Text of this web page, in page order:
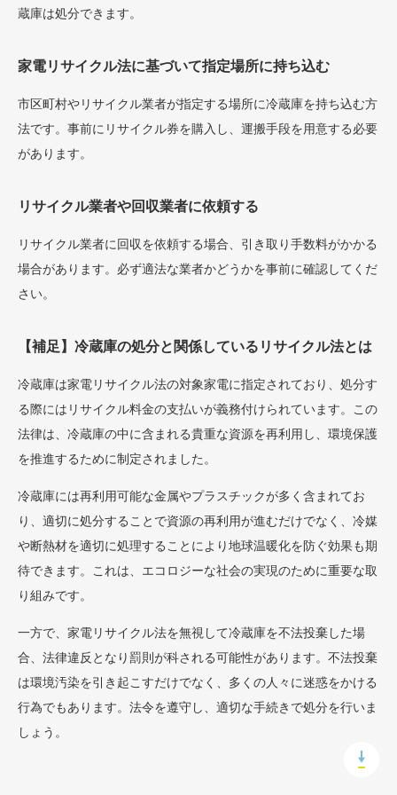
蔵庫は処分できます。
家電リサイクル法に基づいて指定場所に持ち込む
市区町村やリサイクル業者が指定する場所に冷蔵庫を持ち込む方
法です。事前にリサイクル券を購入し、運搬手段を用意する必要
があります。
リサイクル業者や回収業者に依頼する
リサイクル業者に回収を依頼する場合、引き取り手数料がかかる
場合があります。必ず適法な業者かどうかを事前に確認してくだ
さい。
【補足】冷蔵庫の処分と関係しているリサイクル法とは
冷蔵庫は家電リサイクル法の対象家電に指定されており、処分す
る際にはリサイクル料金の支払いが義務付けられています。この
法律は、冷蔵庫の中に含まれる貴重な資源を再利用し、環境保護
を推進するために制定されました。
冷蔵庫には再利用可能な金属やプラスチックが多く含まれてお
り、適切に処分することで資源の再利用が進むだけでなく、冷媒
や断熱材を適切に処理することにより地球温暖化を防ぐ効果も期
待できます。これは、エコロジーな社会の実現のために重要な取
り組みです。
一方で、家電リサイクル法を無視して冷蔵庫を不法投棄した場
合、法律違反となり罰則が科される可能性があります。不法投棄
は環境汚染を引き起こすだけでなく、多くの人々に迷惑をかける
行為でもあります。法令を遵守し、適切な手続きで処分を行いま
しょう。